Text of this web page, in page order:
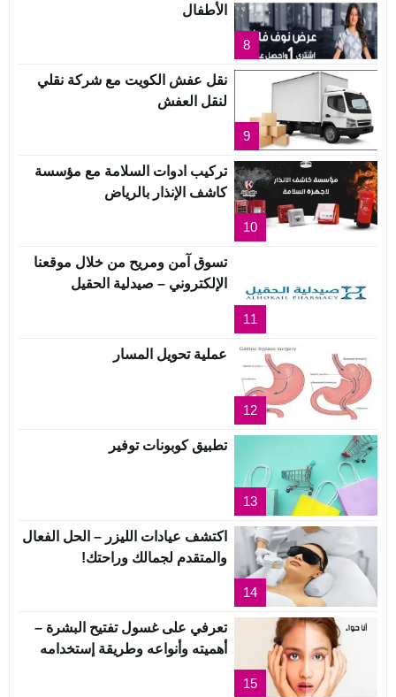
8
الأطفال
9
نقل عفش الكويت مع شركة نقلي
لنقل العفش
10
تركيب ادوات السلامة مع مؤسسة
كاشف الإنذار بالرياض
11
تسوق آمن ومريح من خلال موقعنا
الإلكتروني – صيدلية الحقيل
12
عملية تحويل المسار
13
تطبيق كوبونات توفير
14
اكتشف عيادات الليزر – الحل الفعال
والمتقدم لجمالك وراحتك!
15
تعرفي على غسول تفتيح البشرة –
أهميته وأنواعه وطريقة إستخدامه